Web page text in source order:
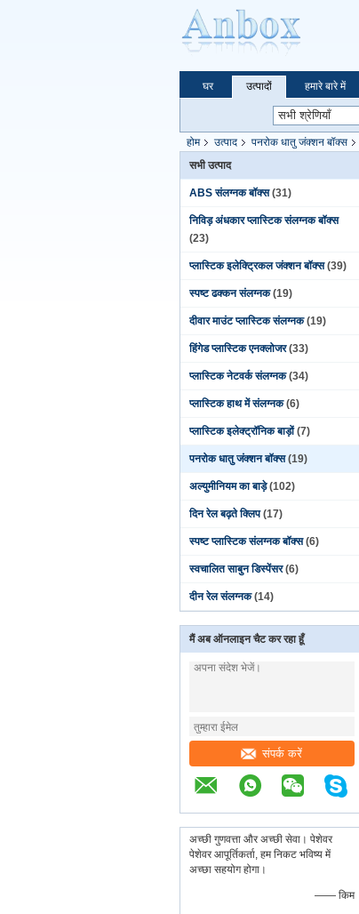
घर उत्पादों हमारे बारे में
होम उत्पाद पनरोक धातु जंक्शन बॉक्स
सभी उत्पाद
ABS संलग्नक बॉक्स (31)
निविड़ अंधकार प्लास्टिक संलग्नक बॉक्स
(23)
प्लास्टिक इलेक्ट्रिकल जंक्शन बॉक्स (39)
स्पष्ट ढक्कन संलग्नक (19)
दीवार माउंट प्लास्टिक संलग्नक (19)
हिंगेड प्लास्टिक एनक्लोजर (33)
प्लास्टिक नेटवर्क संलग्नक (34)
प्लास्टिक हाथ में संलग्नक (6)
प्लास्टिक इलेक्ट्रॉनिक बाड़ों (7)
पनरोक धातु जंक्शन बॉक्स (19)
अल्युमीनियम का बाड़े (102)
दिन रेल बढ़ते क्लिप (17)
स्पष्ट प्लास्टिक संलग्नक बॉक्स (6)
स्वचालित साबुन डिस्पेंसर (6)
दीन रेल संलग्नक (14)
मैं अब ऑनलाइन चैट कर रहा हूँ
संपर्क करें
अच्छी गुणवत्ता और अच्छी सेवा। पेशेवर
पेशेवर आपूर्तिकर्ता, हम निकट भविष्य में
अच्छा सहयोग होगा।
—— किम